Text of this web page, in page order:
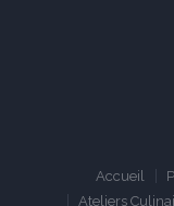
Accueil
Ateliers